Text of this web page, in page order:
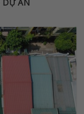
DỰ ÁN